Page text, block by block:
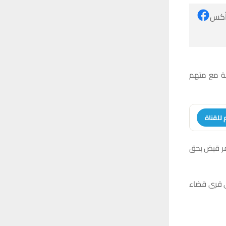
أكس
مع متهم
للقناة
قبض بحق
قرى قضاء